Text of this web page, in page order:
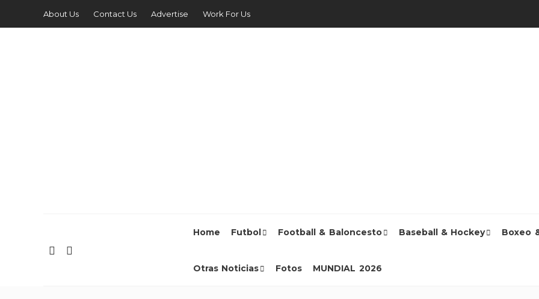
About Us Contact Us Advertise Work For Us
Home Futbol Football & Baloncesto Baseball & Hockey Boxeo
Otras Noticias Fotos MUNDIAL 2026